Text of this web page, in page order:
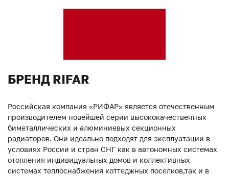
БРЕНД RIFAR
Российская компания «РИФАР» является отечественным
производителем новейшей серии высококачественных
биметаллических и алюминиевых секционных
радиаторов. Они идеально подходят для эксплуатации в
условиях России и стран СНГ как в автономных системах
отопления индивидуальных домов и коллективных
системах теплоснабжения коттеджных поселков,так и в